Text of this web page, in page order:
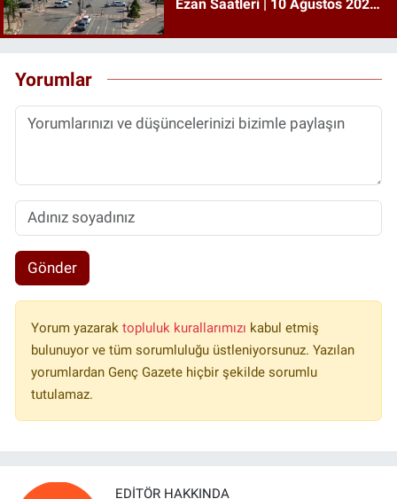
Ezan Saatleri | 10 Ağustos 2026
Yorumlar
Gönder
Yorum yazarak topluluk kurallarımızı kabul etmiş
bulunuyor ve tüm sorumluluğu üstleniyorsunuz. Yazılan
yorumlardan Genç Gazete hiçbir şekilde sorumlu
tutulamaz.
EDITÖR HAKKINDA